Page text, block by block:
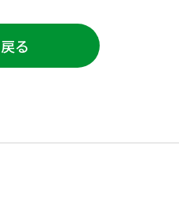
戻る